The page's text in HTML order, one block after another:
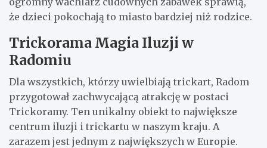
że dzieci pokochają to miasto bardziej niż rodzice.
Trickorama Magia Iluzji w
Radomiu
Dla wszystkich, którzy uwielbiają trickart, Radom
przygotował zachwycającą atrakcję w postaci
Trickoramy. Ten unikalny obiekt to największe
centrum iluzji i trickartu w naszym kraju. A
zarazem jest jednym z największych w Europie.